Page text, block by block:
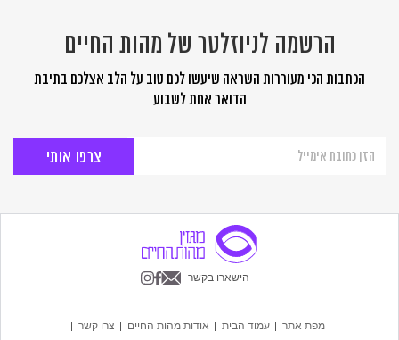
הרשמה לניוזלטר של מהות החיים
הכתבות הכי מעוררות השראה שיעשו לכם טוב על הלב אצלכם בתיבת
הדואר אחת לשבוע
לניוזלטר
החיים
הישארו בקשר
מפת אתר עמוד הבית אודות מהות החיים צרו קשר